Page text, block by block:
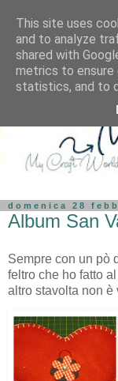
domenica 28
Album San
Sempre con un pò
feltro che ho fatto
altro stavolta non è
This site uses
and to analyze
shared with
metrics to ensure
statistics, and to